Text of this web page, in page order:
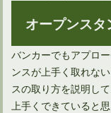
オープンス
バンカーでもアプロ
ンスが上手く取れな
スの取り方を説明して
上手くできていると